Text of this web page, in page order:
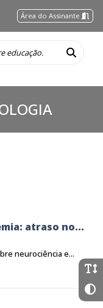
Área do Assinante
atraso no...
neurociência e...